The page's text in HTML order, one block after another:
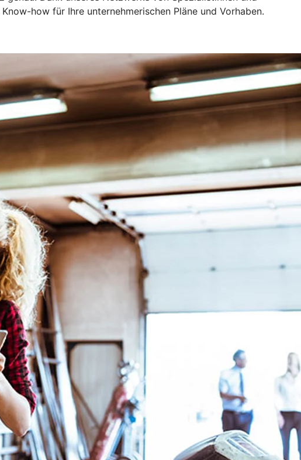
how für Ihre unternehmerischen Pläne und Vorhaben.